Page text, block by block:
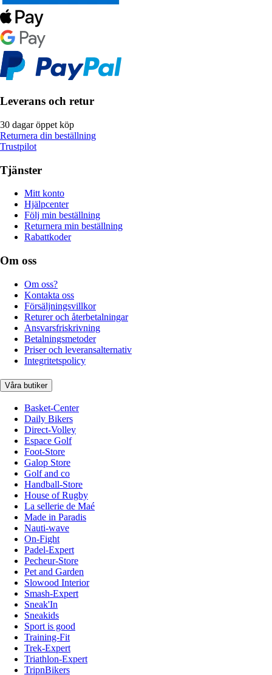
Leverans och retur
30 dagar öppet köp
Returnera din beställning
Trustpilot
Tjänster
Mitt konto
Hjälpcenter
Följ min beställning
Returnera min beställning
Rabattkoder
Om oss
Om oss?
Kontakta oss
Försäljningsvillkor
Returer och återbetalningar
Ansvarsfriskrivning
Betalningsmetoder
Priser och leveransalternativ
Integritetspolicy
Våra butiker
Basket-Center
Daily Bikers
Direct-Volley
Espace Golf
Foot-Store
Galop Store
Golf and co
Handball-Store
House of Rugby
La sellerie de Maé
Made in Paradis
Nauti-wave
On-Fight
Padel-Expert
Pecheur-Store
Pet and Garden
Slowood Interior
Smash-Expert
Sneak'In
Sneakids
Sport is good
Training-Fit
Trek-Expert
Triathlon-Expert
TripnBikers